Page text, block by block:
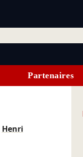
Partenaires
Henri